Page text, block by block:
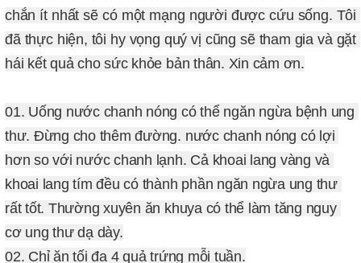
chắn ít nhất sẽ có một mạng người được cứu sống. Tôi
đã thực hiện, tôi hy vọng quý vị cũng sẽ tham gia và gặt
hái kết quả cho sức khỏe bản thân. Xin cảm ơn.
01. Uống nước chanh nóng có thể ngăn ngừa bệnh ung
thư. Đừng cho thêm đường. nước chanh nóng có lợi
hơn so với nước chanh lạnh. Cả khoai lang vàng và
khoai lang tím đều có thành phần ngăn ngừa ung thư
rất tốt. Thường xuyên ăn khuya có thể làm tăng nguy
cơ ung thư dạ dày.
02. Chỉ ăn tối đa 4 quả trứng mỗi tuần.